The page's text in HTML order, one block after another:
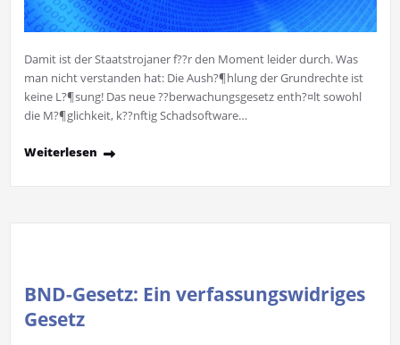
Damit ist der Staatstrojaner f??r den Moment leider durch. Was
man nicht verstanden hat: Die Aush?¶hlung der Grundrechte ist
keine L?¶sung! Das neue ??berwachungsgesetz enth?¤lt sowohl
die M?¶glichkeit, k??nftig Schadsoftware…
Weiterlesen
BND-Gesetz: Ein verfassungswidriges
Gesetz